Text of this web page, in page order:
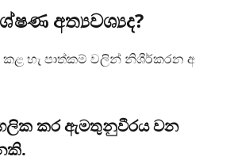
අත්‍යවශ්‍යද?
හැ පාත්කම් වලින් නිශීර්කරන අ
කර ඇමතුනුවීරය වන